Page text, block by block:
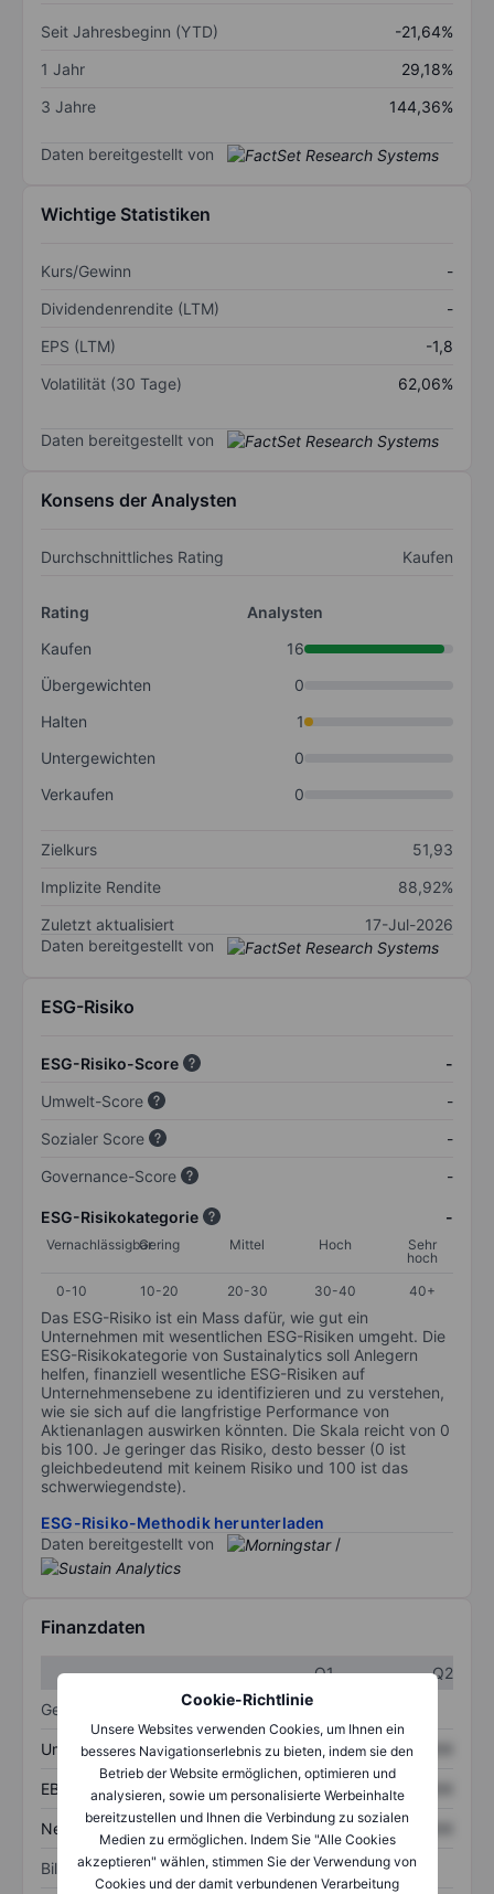
Cookie-Richtlinie
Unsere Websites verwenden Cookies, um Ihnen ein
besseres Navigationserlebnis zu bieten, indem sie den
Betrieb der Website ermöglichen, optimieren und
analysieren, sowie um personalisierte Werbeinhalte
bereitzustellen und Ihnen die Verbindung zu sozialen
Medien zu ermöglichen. Indem Sie "Alle Cookies
akzeptieren" wählen, stimmen Sie der Verwendung von
Cookies und der damit verbundenen Verarbeitung
Seit Jahresbeginn (YTD)
-21,64%
1 Jahr
29,18%
3 Jahre
144,36%
Daten bereitgestellt von
Wichtige Statistiken
Kurs/Gewinn
-
Dividendenrendite (LTM)
-
EPS (LTM)
-1,8
Volatilität (30 Tage)
62,06%
Daten bereitgestellt von
Konsens der Analysten
Durchschnittliches Rating Kaufen
Rating
Analysten
Kaufen
16
Übergewichten
0
Halten
1
Untergewichten
0
Verkaufen
0
Zielkurs
51,93
Implizite Rendite
88,92%
Zuletzt aktualisiert
17-Jul-2026
Daten bereitgestellt von
ESG-Risiko
ESG-Risiko-Score
-
Umwelt-Score
-
Sozialer Score
-
Governance-Score
-
ESG-Risikokategorie -
VernachlässigbarGering Mittel Hoch
Sehr
hoch
0-10
10-20 20-30 30-40 40+
Das ESG-Risiko ist ein Mass dafür, wie gut ein
Unternehmen mit wesentlichen ESG-Risiken umgeht. Die
ESG-Risikokategorie von Sustainalytics soll Anlegern
helfen, finanziell wesentliche ESG-Risiken auf
Unternehmensebene zu identifizieren und zu verstehen,
wie sie sich auf die langfristige Performance von
Aktienanlagen auswirken könnten. Die Skala reicht von 0
bis 100. Je geringer das Risiko, desto besser (0 ist
gleichbedeutend mit keinem Risiko und 100 ist das
schwerwiegendste).
ESG-Risiko-Methodik herunterladen
Daten bereitgestellt von
/
Finanzdaten
Q1
Q2
Gewinn- und Verlustrechnung
Umsatz XXXXXXX XXXXXXX
EBITDA XXXXXXX XXXXXXX
Nettoeinkommen XXXXXXX XXXXXXX
Bilanz